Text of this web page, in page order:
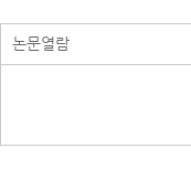
논문열람